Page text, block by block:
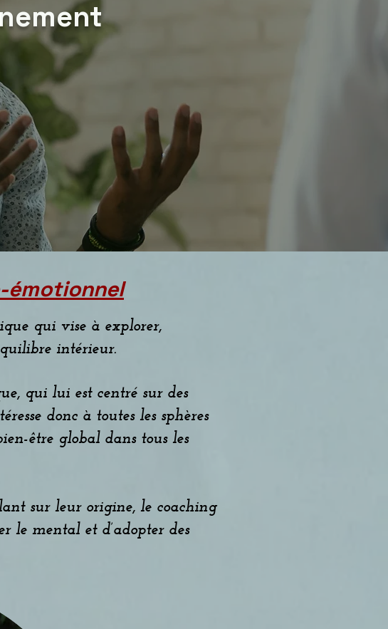
émotionnel
qui vise à explorer,
intérieur.
qui lui est centré sur des
donc à toutes les sphères
être global dans tous les
sur leur origine, le coaching
le mental et d’adopter des